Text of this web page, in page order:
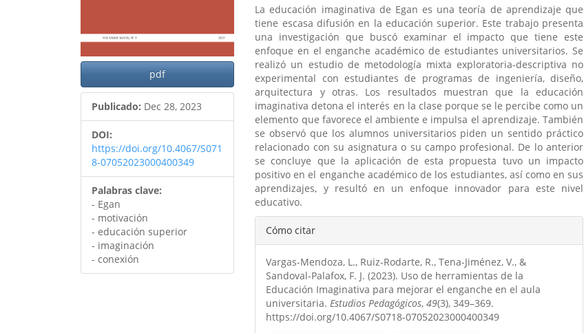
pdf
Publicado: Dec 28, 2023
DOI:
https://doi.org/10.4067/S071
8-07052023000400349
Palabras clave:
- Egan
- motivación
- educación superior
- imaginación
- conexión
La educación imaginativa de Egan es una teoría de aprendizaje que
tiene escasa difusión en la educación superior. Este trabajo presenta
una investigación que buscó examinar el impacto que tiene este
enfoque en el enganche académico de estudiantes universitarios. Se
realizó un estudio de metodología mixta exploratoria-descriptiva no
experimental con estudiantes de programas de ingeniería, diseño,
arquitectura y otras. Los resultados muestran que la educación
imaginativa detona el interés en la clase porque se le percibe como un
elemento que favorece el ambiente e impulsa el aprendizaje. También
se observó que los alumnos universitarios piden un sentido práctico
relacionado con su asignatura o su campo profesional. De lo anterior
se concluye que la aplicación de esta propuesta tuvo un impacto
positivo en el enganche académico de los estudiantes, así como en sus
aprendizajes, y resultó en un enfoque innovador para este nivel
educativo.
Detalles
del
artículo
Cómo citar
Vargas-Mendoza, L., Ruiz-Rodarte, R., Tena-Jiménez, V., &
Sandoval-Palafox, F. J. (2023). Uso de herramientas de la
Educación Imaginativa para mejorar el enganche en el aula
universitaria.Estudios Pedagógicos,49(3), 349–369.
https://doi.org/10.4067/S0718-07052023000400349